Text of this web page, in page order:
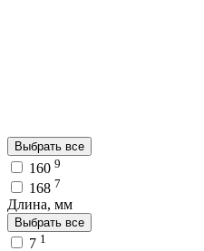
Выбрать все
160 9
168 7
Длина, мм
Выбрать все
7 1